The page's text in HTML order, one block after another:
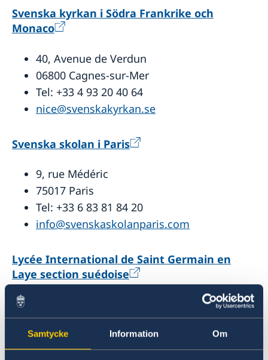
Samtycke Information Om
Svenska kyrkan i Södra Frankrike och
Monaco
40, Avenue de Verdun
06800 Cagnes-sur-Mer
Tel: +33 4 93 20 40 64
nice@svenskakyrkan.se
Svenska skolan i Paris
9, rue Médéric
75017 Paris
Tel: +33 6 83 81 84 20
info@svenskaskolanparis.com
Lycée International de Saint Germain en
Laye section suédoise
CS 40118
78100 Saint Germain-en-Laye
Tel: +33 6 40 48 08 42